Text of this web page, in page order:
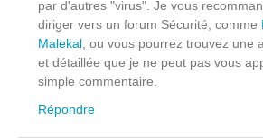
par d'autres "virus". Je vous
diriger vers un forum Sécurité, comme
Malekal, ou vous pourrez trouvez une
et détaillée que je ne peut pas vous
simple commentaire.
Répondre